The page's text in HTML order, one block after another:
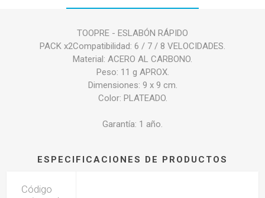
TOOPRE - ESLABÓN RÁPIDO
PACK x2Compatibilidad: 6 / 7 / 8 VELOCIDADES.
Material: ACERO AL CARBONO.
Peso: 11 g APROX.
Dimensiones: 9 x 9 cm.
Color: PLATEADO.
Garantía: 1 año.
ESPECIFICACIONES DE PRODUCTOS
Código